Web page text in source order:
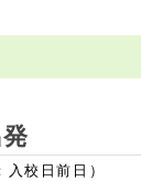
校日前日）